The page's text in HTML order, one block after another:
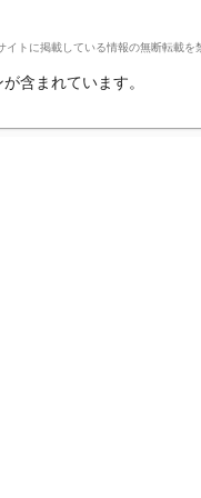
トに掲載している情報の無断転載
含まれています。